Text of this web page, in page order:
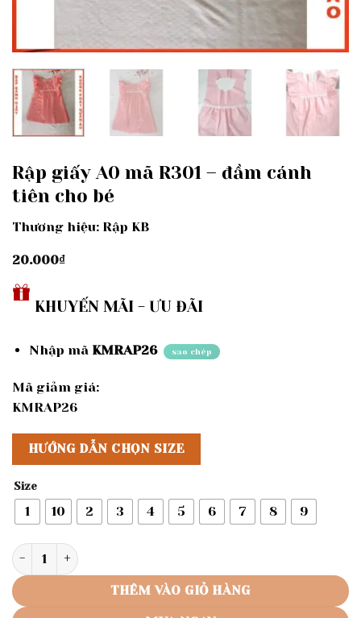
Rập giấy A0 mã R301 – đầm cánh
tiên cho bé
Thương hiệu: Rập KB
20.000₫
KHUYẾN MÃI - ƯU ĐÃI
Nhập mã KMRAP26 sao chép
Mã giảm giá:
KMRAP26
HƯỚNG DẪN CHỌN SIZE
Size
1 10 2 3 4 5 6 7 8 9
Rập giấy A0 mã R301 - đầm cánh tiên cho bé số lượng
THÊM VÀO GIỎ HÀNG